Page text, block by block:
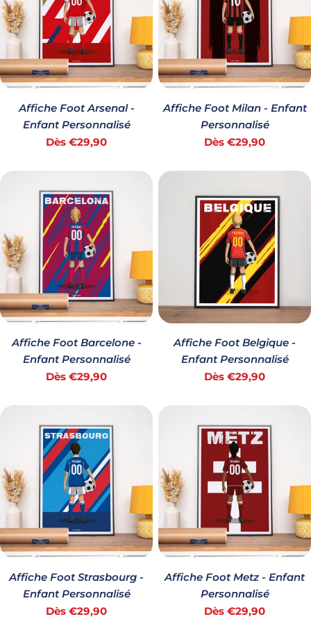
Affiche Foot Arsenal -
Enfant Personnalisé
Prix
Dès €29,90
Affiche Foot Milan - Enfant
Personnalisé
Prix
habituel
Dès €29,90
Affiche Foot Barcelone -
Enfant Personnalisé
Prix
Dès €29,90
Affiche Foot Belgique -
Enfant Personnalisé
Prix
Dès €29,90
Affiche Foot Strasbourg -
Enfant Personnalisé
Prix
Dès €29,90
Affiche Foot Metz - Enfant
Personnalisé
Prix
Dès €29,90